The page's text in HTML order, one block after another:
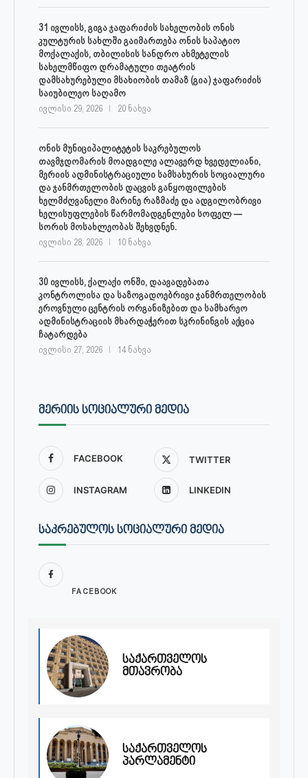
31 ივლისს, გიგა ჯაფარიძის სახელობის ონის
კულტურის სახლში გაიმართება ონის საპატიო
მოქალაქის, თბილისის სანდრო ახმეტელის
სახელმწიფო დრამატული თეატრის
დამსახურებული მსახიობის თამაზ (გია) ჯაფარიძის
საიუბილეო საღამო
ივლისი 29, 2026 20 ნახვა
ონის მუნიციპალიტეტის საკრებულოს
თავმჯდომარის მოადგილე ალავერდ ხვედელიანი,
მერიის ადმინისტრაციული სამსახურის სოციალური
და ჯანმრთელობის დაცვის განყოფილების
ხელმძღვანელი მარინე რაზმაძე და ადგილობრივი
ხელისუფლების წარმომადგენლები სოფელ —
სორის მოსახლეობას შეხვდნენ.
ივლისი 28, 2026 10 ნახვა
30 ივლისს, ქალაქი ონში, დაავადებათა
კონტროლისა და საზოგადოებრივი ჯანმრთელობის
ეროვნული ცენტრის ორგანიზებით და სამხარეო
ადმინისტრაციის მხარდაჭერით სკრინინგის აქცია
ჩატარდება
ივლისი 27, 2026 14 ნახვა
ᲛᲔᲠᲘᲘᲡ ᲡᲝᲪᲘᲐᲚᲣᲠᲘ ᲛᲔᲓᲘᲐ
FACEBOOK TWITTER
INSTAGRAM LINKEDIN
ᲡᲐᲙᲠᲔᲑᲣᲚᲝᲡ ᲡᲝᲪᲘᲐᲚᲣᲠᲘ ᲛᲔᲓᲘᲐ
FACEBOOK
საქართველოს
მთავრობა
საქართველოს
პარლამენტი